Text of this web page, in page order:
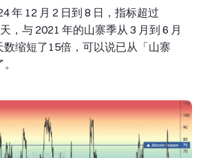
年 12 月 2 日到 8 日，指标超过
，与 2021 年的山寨季从 3 月到 6 月
数缩短了15倍，可以说已从「山寨